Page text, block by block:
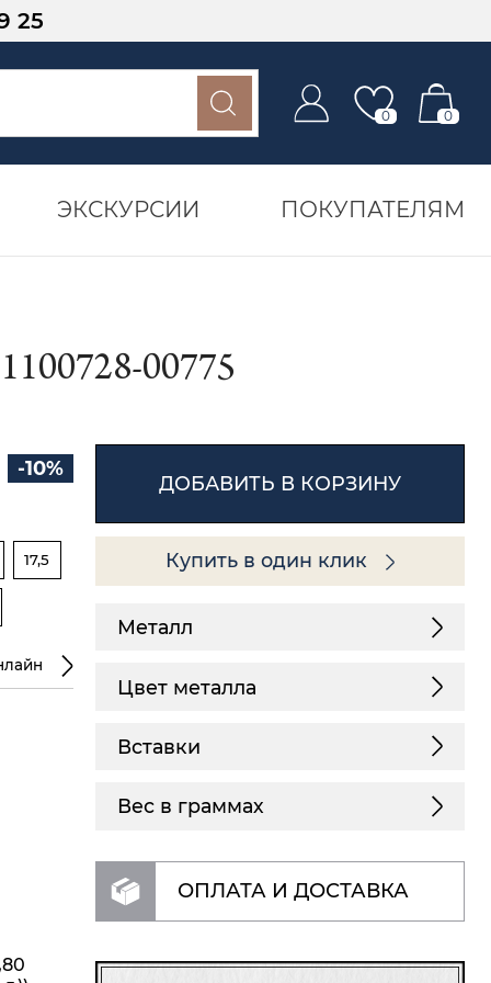
25
0 0
ЭКСКУРСИИ ПОКУПАТЕЛЯМ
00775
-10%
17,5
ДОБАВИТЬ В КОРЗИНУ
Купить в один клик
Металл
Цвет металла
Вставки
Вес в граммах
ОПЛАТА И ДОСТАВКА